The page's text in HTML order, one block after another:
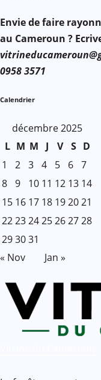
Envie de faire
au Cameroun ?
0958 3571
Calendrier
décembre 2025
L M M J V S D
1
2 3 4 5 6 7
8 9 10 11 12 13 14
15 16 17 18 192021
22232425262728
293031
« Nov
Jan »